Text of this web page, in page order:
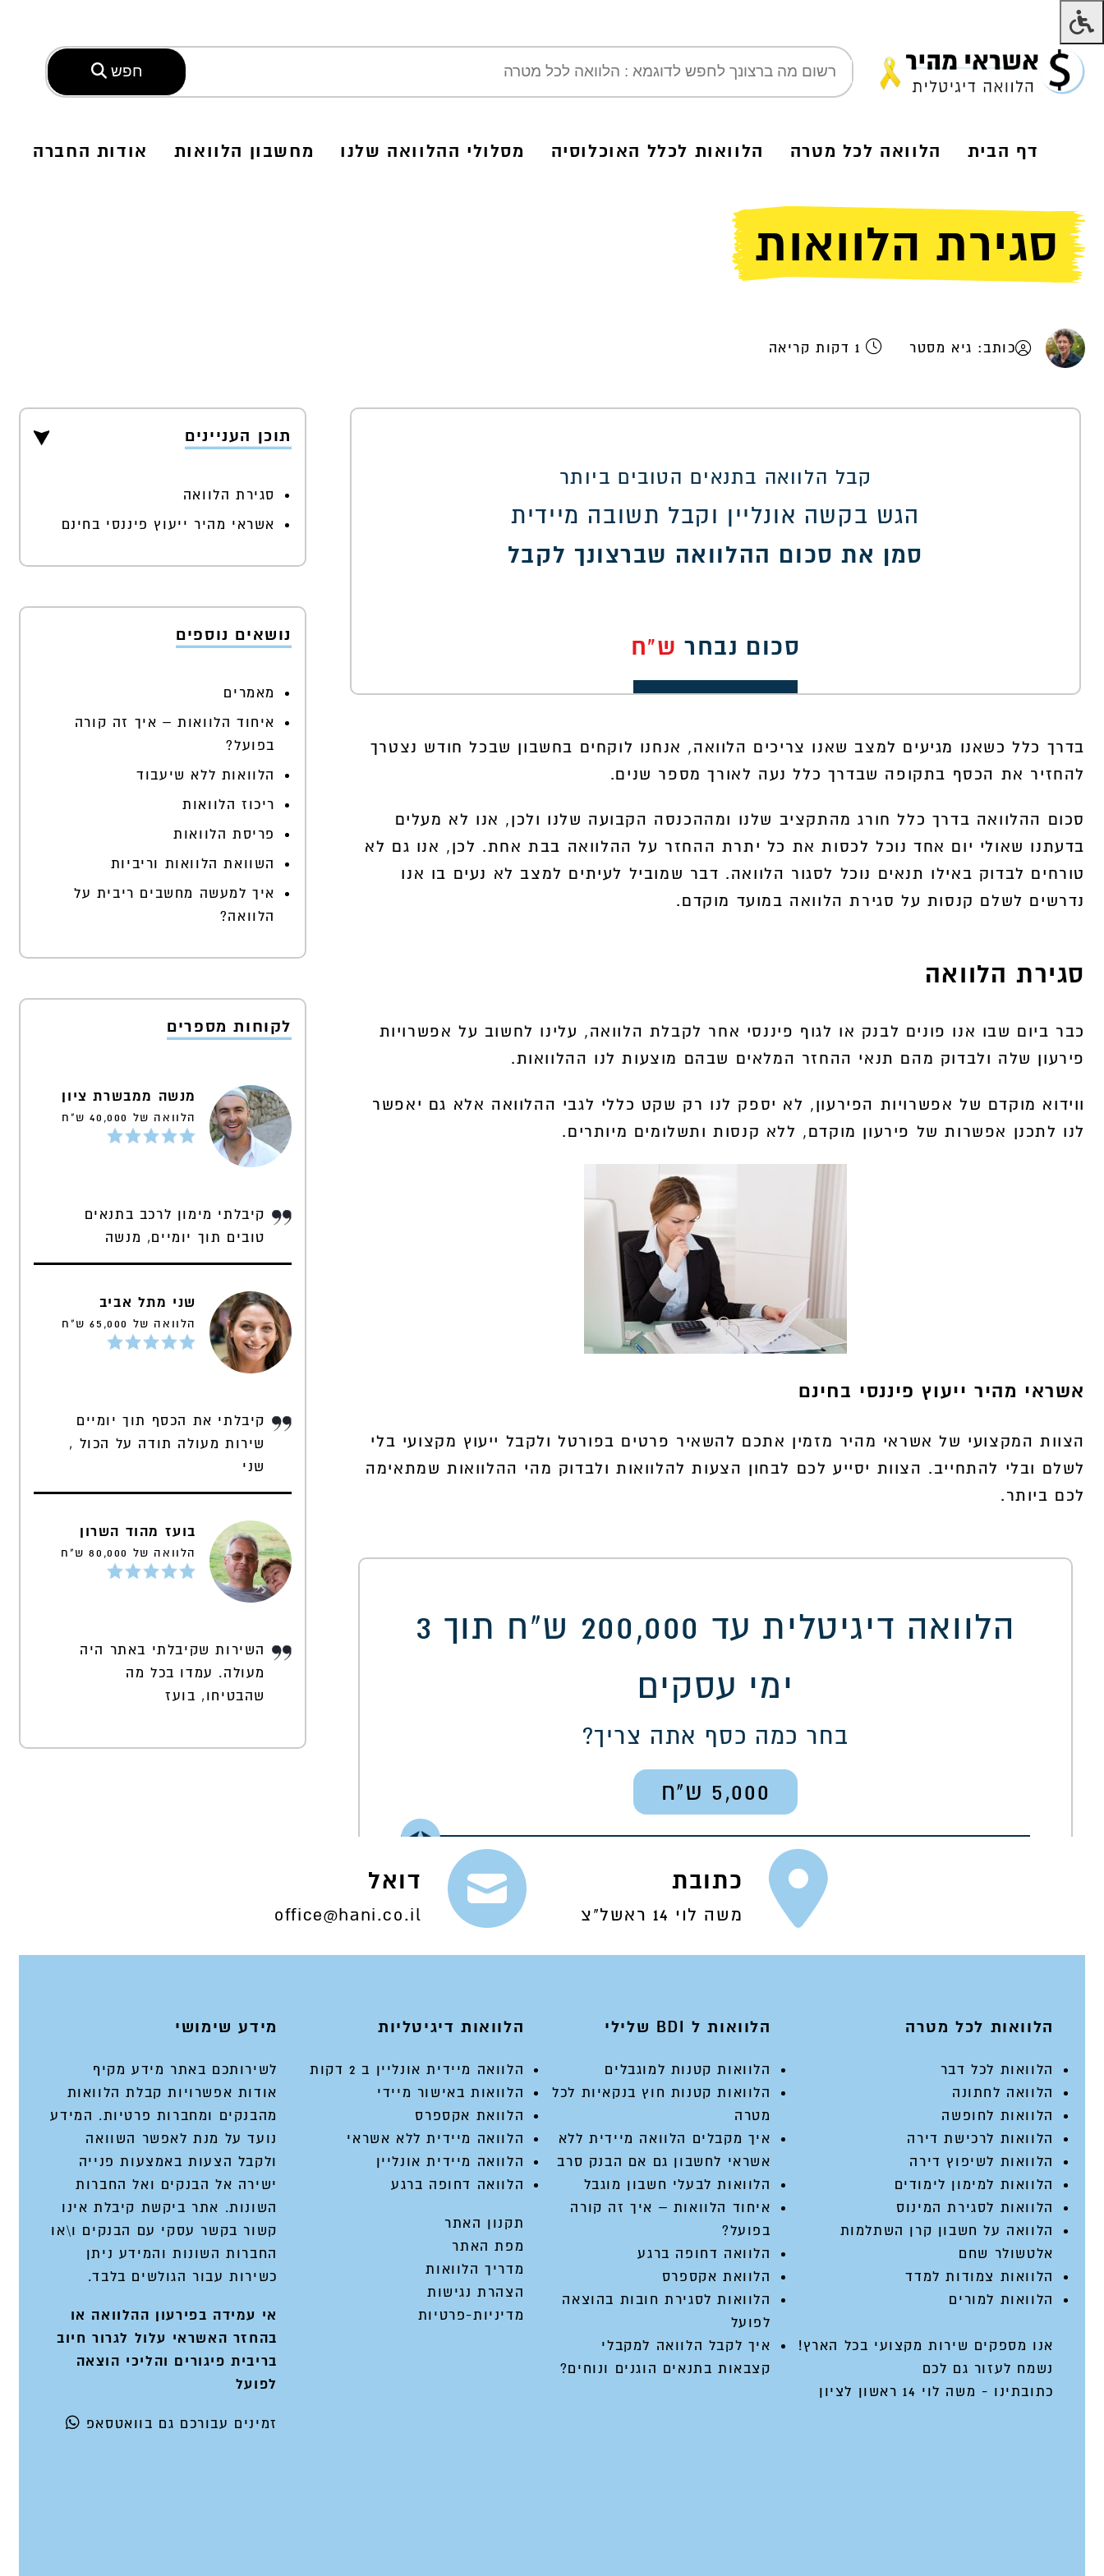
חפש
דף הבית הלוואה לכל מטרה הלוואות לכלל האוכלוסיה מסלולי ההלוואה שלנו מחשבון הלוואות אודות החברה
סגירת הלוואות
כותב: גיא מסטר 1 דקות קריאה
קבל הלוואה בתנאים הטובים ביותר
הגש בקשה אונליין וקבל תשובה מיידית
סמן את סכום ההלוואה שברצונך לקבל
סכום נבחר ש"ח
30,000
400,000
בדרך כלל כשאנו מגיעים למצב שאנו צריכים הלוואה, אנחנו לוקחים בחשבון שבכל חודש נצטרך
להחזיר את הכסף בתקופה שבדרך כלל נעה לאורך מספר שנים.
סכום ההלוואה בדרך כלל חורג מהתקציב שלנו ומההכנסה הקבועה שלנו ולכן, אנו לא מעלים
בדעתנו שאולי יום אחד נוכל לכסות את כל יתרת ההחזר על ההלוואה בבת אחת. לכן, אנו גם לא
טורחים לבדוק באילו תנאים נוכל לסגור הלוואה. דבר שמוביל לעיתים למצב לא נעים בו אנו
נדרשים לשלם קנסות על סגירת הלוואה במועד מוקדם.
סגירת הלוואה
כבר ביום שבו אנו פונים לבנק או לגוף פיננסי אחר לקבלת הלוואה, עלינו לחשוב על אפשרויות
פירעון שלה ולבדוק מהם תנאי ההחזר המלאים שבהם מוצעות לנו ההלוואות.
ווידוא מוקדם של אפשרויות הפירעון, לא יספק לנו רק שקט כללי לגבי ההלוואה אלא גם יאפשר
לנו לתכנן אפשרות של פירעון מוקדם, ללא קנסות ותשלומים מיותרים.
אשראי מהיר ייעוץ פיננסי בחינם
הצוות המקצועי של אשראי מהיר מזמין אתכם להשאיר פרטים בפורטל ולקבל ייעוץ מקצועי בלי
לשלם ובלי להתחייב. הצוות יסייע לכם לבחון הצעות להלוואות ולבדוק מהי ההלוואות שמתאימה
לכם ביותר.
הלוואה דיגיטלית עד 200,000 ש"ח תוך 3
ימי עסקים
בחר כמה כסף אתה צריך?
5,000
5,000
תוכן העניינים
סגירת הלוואה
אשראי מהיר ייעוץ פיננסי בחינם
נושאים נוספים
מאמרים
איחוד הלוואות – איך זה קורה
בפועל?
הלוואות ללא שיעבוד
ריכוז הלוואות
פריסת הלוואות
השוואת הלוואות וריביות
איך למעשה מחשבים ריבית על
הלוואה?
לקוחות מספרים
מנשה ממבשרת ציון
הלוואה של 40,000 ש"ח
קיבלתי מימון לרכב בתנאים
טובים תוך יומיים, מנשה
שני מתל אביב
הלוואה של 65,000 ש"ח
קיבלתי את הכסף תוך יומיים
שירות מעולה תודה על הכול ,
שני
בועז מהוד השרון
הלוואה של 80,000 ש"ח
השירות שקיבלתי באתר היה
מעולה. עמדו בכל מה
שהבטיחו, בועז
כתובת
משה לוי 14 ראשל"צ
דואל
office@hani.co.il
הלוואות לכל מטרה
הלוואות לכל דבר
הלוואה לחתונה
הלוואות לחופשה
הלוואות לרכישת דירה
הלוואות לשיפוץ דירה
הלוואות למימון לימודים
הלוואות לסגירת המינוס
הלוואה על חשבון קרן השתלמות
אלטשולר שחם
הלוואות צמודות למדד
הלוואות למורים
אנו מספקים שירות מקצועי בכל הארץ!
נשמח לעזור גם לכם
כתובתינו - משה לוי 14 ראשון לציון
הלוואות ל BDI שלילי
הלוואות קטנות למוגבלים
הלוואות קטנות חוץ בנקאיות לכל
מטרה
איך מקבלים הלוואה מיידית ללא
אשראי לחשבון גם אם הבנק סרב
הלוואות לבעלי חשבון מוגבל
איחוד הלוואות – איך זה קורה
בפועל?
הלוואה דחופה ברגע
הלוואת אקספרס
הלוואות לסגירת חובות בהוצאה
לפועל
איך לקבל הלוואה למקבלי
קצבאות בתנאים הוגנים ונוחים?
הלוואות דיגיטליות
הלוואה מיידית אונליין ב 2 דקות
הלוואות באישור מיידי
הלוואת אקספרס
הלוואה מיידית ללא אשראי
הלוואה מיידית אונליין
הלוואה דחופה ברגע
תקנון האתר
מפת האתר
מדריך הלוואות
הצהרת נגישות
מדיניות-פרטיות
מידע שימושי
לשירותכם באתר מידע מקיף
אודות אפשרויות קבלת הלוואות
מהבנקים ומחברות פרטיות. המידע
נועד על מנת לאפשר השוואה
ולקבל הצעות באמצעות פנייה
ישירה אל הבנקים ואל החברות
השונות. אתר ביקשת קיבלת אינו
קשור בקשר עסקי עם הבנקים ו\או
החברות השונות והמידע ניתן
כשירות עבור הגולשים בלבד.
אי עמידה בפירעון ההלוואה או
בהחזר האשראי עלול לגרור חיוב
בריבית פיגורים והליכי הוצאה
לפועל
זמינים עבורכם גם בוואטסאפ